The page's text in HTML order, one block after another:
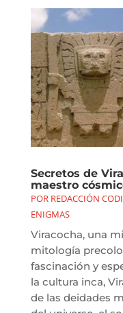
Secretos de
maestro
POR REDACCIÓN
ENIGMAS
Viracocha, una
mitología
fascinación y
la cultura inca,
de las deidades